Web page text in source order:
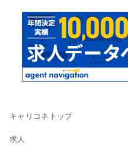
キャリコネトップ
求人